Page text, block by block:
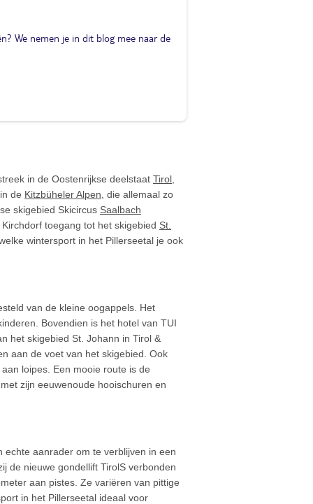
We nemen je in dit blog mee naar de
in de Oostenrijkse deelstaat Tirol
de Kitzbüheler Alpen , die allemaal zo
skigebied Skicircus Saalbach
toegang tot het skigebied St.
wintersport in het Pillerseetal je ook
van de kleine oogappels. Het
Bovendien is het hotel van TUI
het skigebied St. Johann in Tirol &
aan de voet van het skigebied. Ook
loipes. Een mooie route is de
zijn eeuwenoude hooischuren en
aanrader om te verblijven in een
de nieuwe gondellift TirolS verbonden
aan pistes. Ze variëren van pittige
in het Pillerseetal ideaal voor